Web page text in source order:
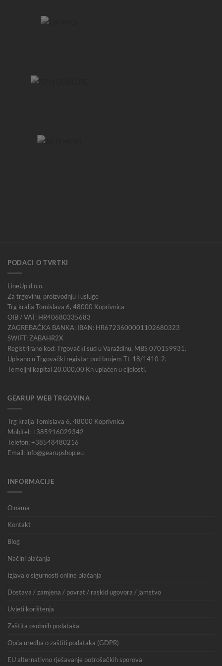
PODACI O TVRTKI
LineUp d.o.o.
Za trgovinu, proizvodnju i usluge
Trg kralja Tomislava 6, 48000 Koprivnica
OIB / VAT: HR40680335683
ZAGREBAČKA BANKA: IBAN: HR6723600001102680323
SWIFT: ZABAHR2X
Registrirano kod: Trgovački sud u Varaždinu, MBS 070159931.
Upisano u Trgovački registar pod brojem Tt-18/1410-2.
Temeljni kapital 20.000,00 Kn uplaćen u cijelosti.
GEARUP WEB TRGOVINA
Trg kralja Tomislava 6, 48000 Koprivnica
Mobitel: +385916029342
Telefon: +38548480216
Email: info@gearupshop.eu
INFORMACIJE
O nama
Kontakt
Blog
Načini plaćanja
Izjava o sigurnosti online plaćanja
Dostava / zamjena / povrat / raskid ugovora / jamstvo
Uvjeti korištenja
Zaštita osobnih podataka
Opća uredba o zaštiti podataka (GDPR)
EU alternativno rješavanje potrošačkih sporova